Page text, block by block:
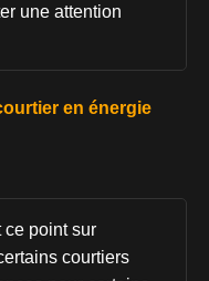
une attention
en énergie
ce point sur
courtiers